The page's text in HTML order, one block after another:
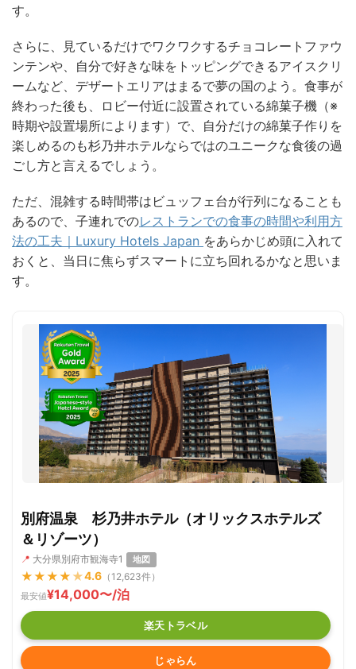
す。
さらに、見ているだけでワクワクするチョコレートファウ
ンテンや、自分で好きな味をトッピングできるアイスクリ
ームなど、デザートエリアはまるで夢の国のよう。食事が
終わった後も、ロビー付近に設置されている綿菓子機（※
時期や設置場所によります）で、自分だけの綿菓子作りを
楽しめるのも杉乃井ホテルならではのユニークな食後の過
ごし方と言えるでしょう。
ただ、混雑する時間帯はビュッフェ台が行列になることも
あるので、子連れでのレストランでの食事の時間や利用方
法の工夫｜Luxury Hotels Japan をあらかじめ頭に入れて
おくと、当日に焦らずスマートに立ち回れるかなと思いま
す。
別府温泉 杉乃井ホテル（オリックスホテルズ
＆リゾーツ）
📍 大分県別府市観海寺1 地図
★★★★ ★4.6 （12,623件）
最安値¥14,000〜/泊
楽天トラベル
じゃらん